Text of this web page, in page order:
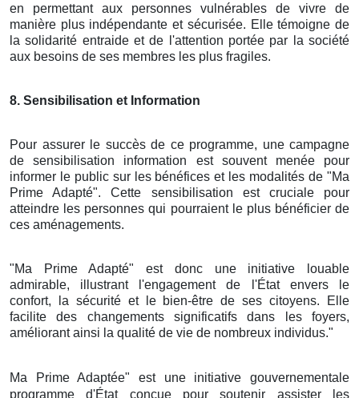
en permettant aux personnes vulnérables de vivre de
manière plus indépendante et sécurisée. Elle témoigne de
la solidarité entraide et de l'attention portée par la société
aux besoins de ses membres les plus fragiles.
8. Sensibilisation et Information
Pour assurer le succès de ce programme, une campagne
de sensibilisation information est souvent menée pour
informer le public sur les bénéfices et les modalités de "Ma
Prime Adapté". Cette sensibilisation est cruciale pour
atteindre les personnes qui pourraient le plus bénéficier de
ces aménagements.
"Ma Prime Adapté" est donc une initiative louable
admirable, illustrant l'engagement de l'État envers le
confort, la sécurité et le bien-être de ses citoyens. Elle
facilite des changements significatifs dans les foyers,
améliorant ainsi la qualité de vie de nombreux individus."
Ma Prime Adaptée" est une initiative gouvernementale
programme d'État conçue pour soutenir assister les